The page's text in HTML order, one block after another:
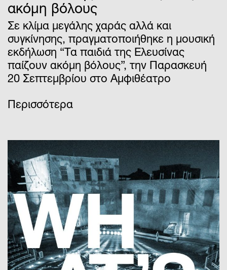
ακόμη βόλους
Σε κλίμα μεγάλης χαράς αλλά και
συγκίνησης, πραγματοποιήθηκε η μουσική
εκδήλωση “Τα παιδιά της Ελευσίνας
παίζουν ακόμη βόλους”, την Παρασκευή
20 Σεπτεμβρίου στο Αμφιθέατρο
Περισσότερα